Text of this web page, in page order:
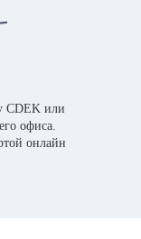
CDEK или
офиса.
онлайн